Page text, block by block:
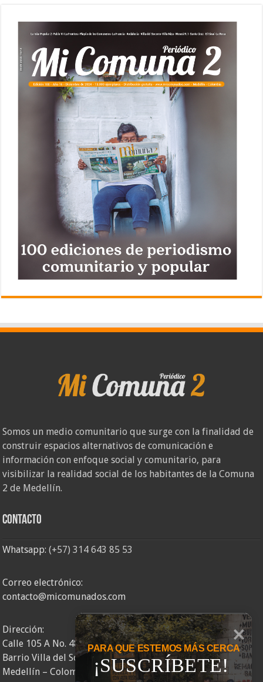
Somos un medio comunitario que surge con la finalidad de
construir espacios alternativos de comunicación e
información con enfoque social y comunitario, para
visibilizar la realidad social de los habitantes de la Comuna
2 de Medellín.
Contacto
Whatsapp:(+57) 314 643 85 53
Correo electrónico:
contacto@micomunados.com
Dirección:
Calle 105 A No. 48AA – 58
Barrio Villa del Socorro
Medellín – Colombia
PARA QUE ESTEMOS MÁS CERCA
¡SUSCRÍBETE!